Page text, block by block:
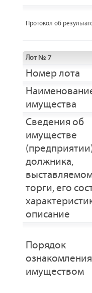
Протокол об
Лот № 7
Номер лота
имущества
Cведения об
имуществе
должника,
торги, его
описание
Порядок
имуществом